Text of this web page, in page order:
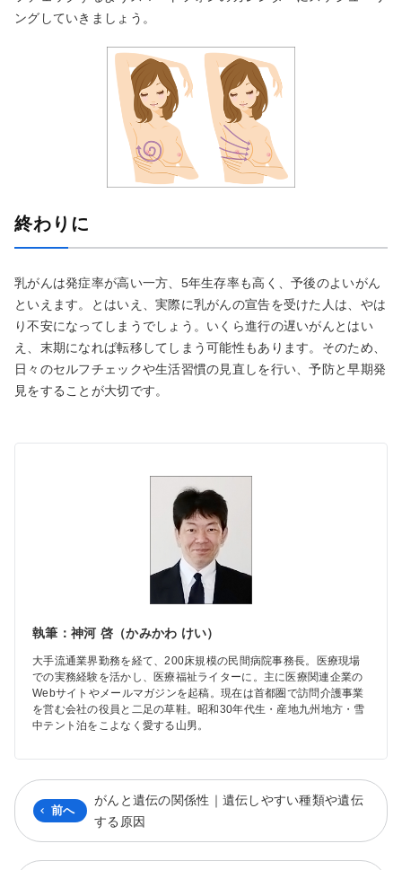
ングしていきましょう。
終わりに
乳がんは発症率が高い一方、5年生存率も高く、予後のよいがん
といえます。とはいえ、実際に乳がんの宣告を受けた人は、やは
り不安になってしまうでしょう。いくら進行の遅いがんとはい
え、末期になれば転移してしまう可能性もあります。そのため、
日々のセルフチェックや生活習慣の見直しを行い、予防と早期発
見をすることが大切です。
執筆：神河 啓（かみかわ けい）
大手流通業界勤務を経て、200床規模の民間病院事務長。医療現場
での実務経験を活かし、医療福祉ライターに。主に医療関連企業の
Webサイトやメールマガジンを起稿。現在は首都圏で訪問介護事業
を営む会社の役員と二足の草鞋。昭和30年代生・産地九州地方・雪
中テント泊をこよなく愛する山男。
前へ
がんと遺伝の関係性｜遺伝しやすい種類や遺伝
する原因